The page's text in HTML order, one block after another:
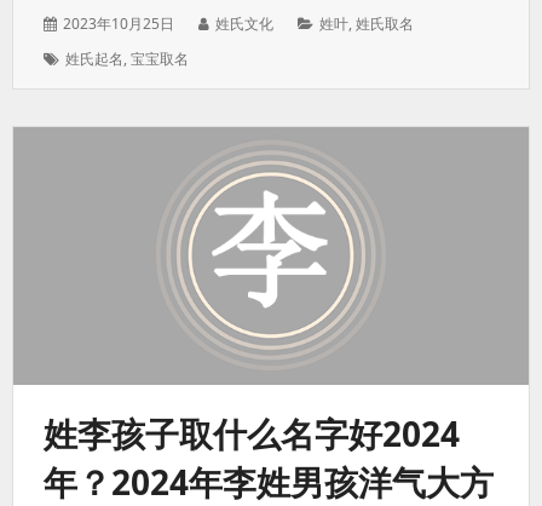
发
于：
2023年10月25日
作
姓氏文化
分
姓叶,姓氏取名
标
姓氏起名,宝宝取名
姓李孩子取什么名字好2024
年？2024年李姓男孩洋气大方